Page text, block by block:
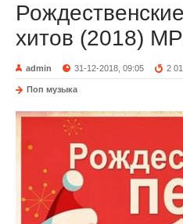
хитов (2018)
admin 31-12-2018, 09:05 2
Поп музыка